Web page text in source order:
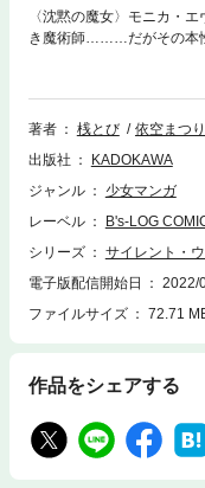
〈沈黙の魔女〉モニカ・
き魔術師………だがその本
習したのも人前で喋らな
まま“七賢人”に選ばれて
衛する極秘任務を押しつ
し、学園へ潜り込む！人
著者 桟とび 依空まつり
出版社
KADOKAWA
ジャンル
少女マンガ
レーベル
B's-LOG
シリーズ
サイレント・
電子版配信開始日
2022/
ファイルサイズ
72.71
作品をシェアする